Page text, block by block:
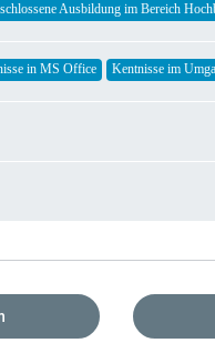
Ausbildung im Bereich
in MS Office Kentnisse im